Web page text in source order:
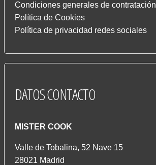
Condiciones generales de contratación
Política de Cookies
Política de privacidad redes sociales
DATOSCONTACTO
MISTER COOK
Valle de Tobalina, 52 Nave 15
28021 Madrid